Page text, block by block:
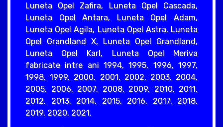
Luneta Opel Zafira, Luneta Opel Cascada,
Luneta Opel Antara, Luneta Opel Adam,
Luneta Opel Agila, Luneta Opel Astra, Luneta
Opel Grandland X, Luneta Opel Grandland,
Luneta Opel Karl, Luneta Opel Meriva
fabricate intre ani 1994, 1995, 1996, 1997,
1998, 1999, 2000, 2001, 2002, 2003, 2004,
2005, 2006, 2007, 2008, 2009, 2010, 2011,
2012, 2013, 2014, 2015, 2016, 2017, 2018,
2019, 2020, 2021.